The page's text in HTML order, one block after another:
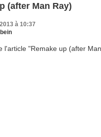
(after Man Ray)
à 10:37